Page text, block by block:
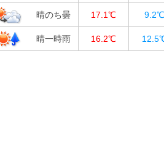
晴のち曇 17.1℃ 9.2℃
晴一時雨 16.2℃